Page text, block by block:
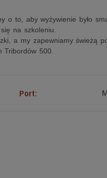
o to, aby wyżywienie było
na szkoleniu.
a my zapewniamy świeżą
500.
Port: